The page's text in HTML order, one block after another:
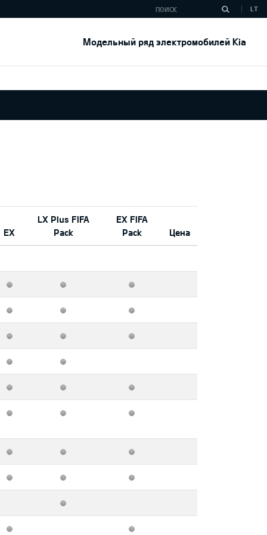
Модельный ряд электромобилей Kia
LT
EX
LX Plus FIFA
Pack
EX FIFA
Pack
Цена